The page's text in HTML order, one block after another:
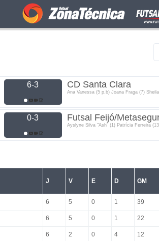
6-3 CD Santa Clara
Ana Vanessa (5 p.b) Joana Fraga (7)
0-3 Futsal Feijó/
Ayslyne Silva "Ash" (1) Patrícia Ferreira
J V E D GM
6 5 0 1 39
6 5 0 1 22
6 2 0 4 12